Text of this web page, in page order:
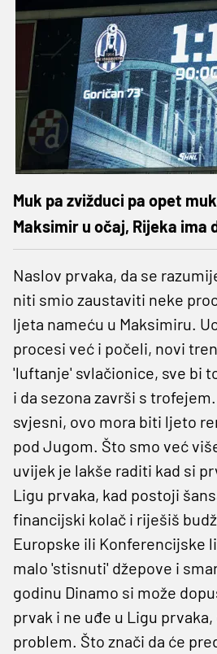
Muk pa zvižduci pa opet
Maksimir u očaj, Rijeka ima
Naslov prvaka, da se
niti smio zaustaviti neke
ljeta nameću u Maksimiru.
procesi već i počeli, novi
'luftanje' svlačionice, sve bi
i da sezona završi s
svjesni, ovo mora biti ljeto
pod Jugom. Što smo već
uvijek je lakše raditi kad si
Ligu prvaka, kad postoji
financijski kolač i riješiš
Europske ili Konferencijske
malo 'stisnuti' džepove i
godinu Dinamo si može
prvak i ne uđe u Ligu
problem. Što znači da će